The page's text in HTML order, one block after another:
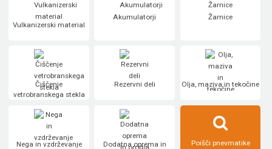
Vulkanizerski material
Akumulatorji Žarnice
Čiščenje
vetrobranskega stekla
Rezervni deli Olja, maziva in tekočine
Nega in vzdrževanje
Dodatna oprema in
Poišči pnevmatike